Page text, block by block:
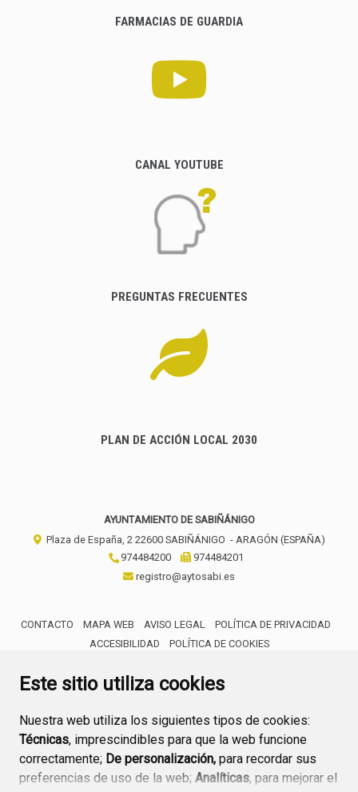
Este sitio utiliza cookies
Nuestra web utiliza los siguientes tipos de cookies:
Técnicas, imprescindibles para que la web funcione
correctamente; De personalización, para recordar sus
preferencias de uso de la web; Analíticas, para mejorar el
FARMACIAS DE GUARDIA
CANAL YOUTUBE
PREGUNTAS FRECUENTES
PLAN DE ACCIÓN LOCAL 2030
AYUNTAMIENTO DE SABIÑÁNIGO
Plaza de España, 2 22600 SABIÑÁNIGO - ARAGÓN (ESPAÑA)
974484200
974484201
registro@aytosabi.es
CONTACTO MAPA WEB AVISO LEGAL
POLÍTICA DE PRIVACIDAD
ACCESIBILIDAD
POLÍTICA DE COOKIES